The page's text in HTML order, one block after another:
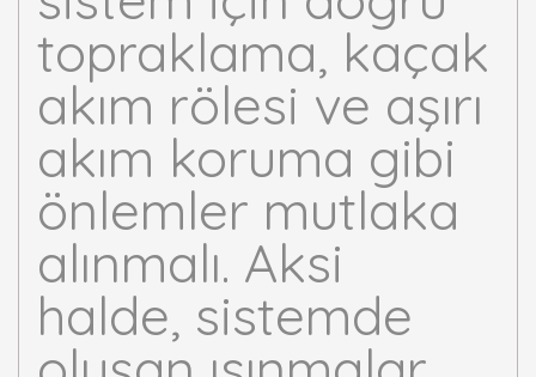
topraklama, kaçak
akım rölesi ve aşırı
akım koruma gibi
önlemler mutlaka
alınmalı. Aksi
halde, sistemde